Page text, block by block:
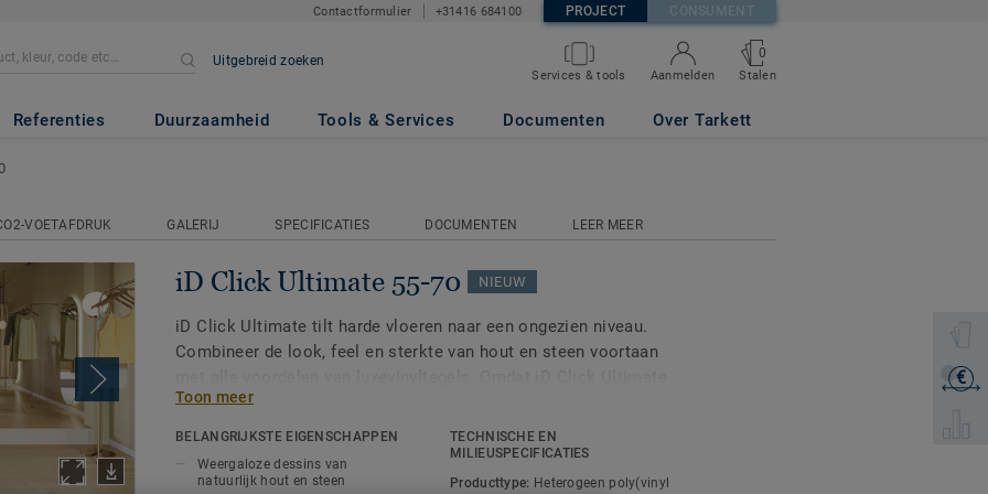
Contactformulier +31416 684100 PROJECT CONSUMENT
Uitgebreid zoeken
Services & tools Aanmelden
0
Stalen
Referenties Duurzaamheid Tools & Services Documenten Over Tarkett
70
€
VOETAFDRUK GALERIJ SPECIFICATIES DOCUMENTEN LEER MEER
iD Click Ultimate 55-70 NIEUW
iD Click Ultimate tilt harde vloeren naar een ongezien niveau.
Combineer de look, feel en sterkte van hout en steen voortaan
eenvoudig te plaatsen is op zo goed als alle oppervlakken, zelfs
op keramische tegels, voldoet u in een mum van tijd aan de
vereisten van uw klanten en projecten.
Toon meer
BELANGRIJKSTE EIGENSCHAPPEN
Weergaloze dessins van
natuurlijk hout en steen
TECHNISCHE EN
MILIEUSPECIFICATIES
Producttype: Heterogeen poly(vinyl